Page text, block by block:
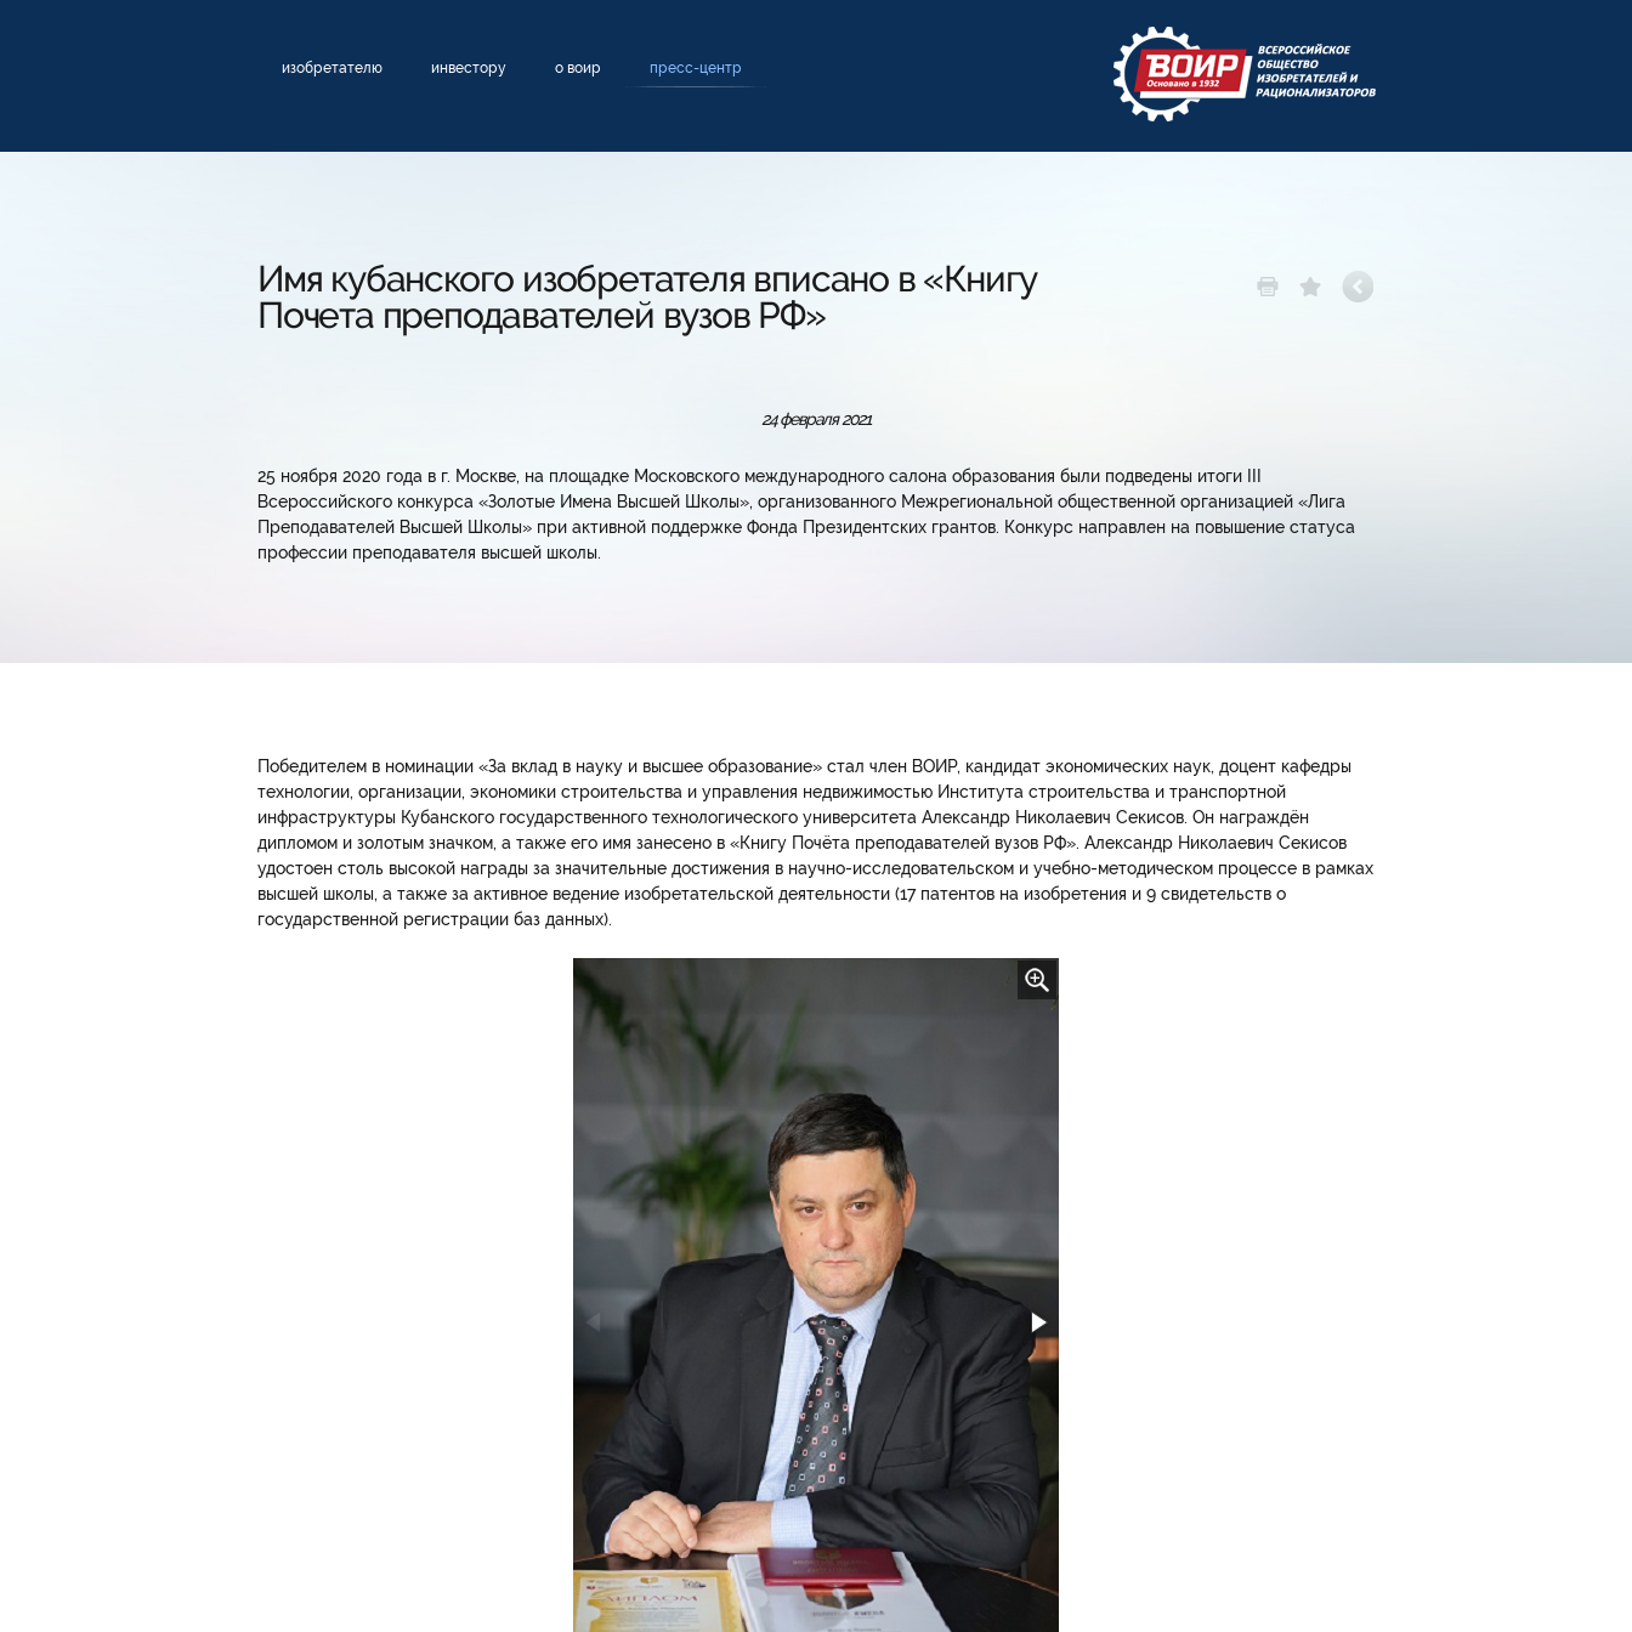
изобретателю инвестору о воир пресс-центр
Имя кубанского изобретателя вписано в «Книгу
Почета преподавателей вузов РФ»
24 февраля 2021
25 ноября 2020 года в г. Москве, на площадке Московского международного салона образования были подведены итоги III
Всероссийского конкурса «Золотые Имена Высшей Школы», организованного Межрегиональной общественной организацией «Лига
Преподавателей Высшей Школы» при активной поддержке Фонда Президентских грантов. Конкурс направлен на повышение статуса
профессии преподавателя высшей школы.
Победителем в номинации «За вклад в науку и высшее образование» стал член ВОИР, кандидат экономических наук, доцент кафедры
технологии, организации, экономики строительства и управления недвижимостью Института строительства и транспортной
инфраструктуры Кубанского государственного технологического университета Александр Николаевич Секисов. Он награждён
дипломом и золотым значком, а также его имя занесено в «Книгу Почёта преподавателей вузов РФ». Александр Николаевич Секисов
удостоен столь высокой награды за значительные достижения в научно-исследовательском и учебно-методическом процессе в рамках
высшей школы, а также за активное ведение изобретательской деятельности (17 патентов на изобретения и 9 свидетельств о
государственной регистрации баз данных).